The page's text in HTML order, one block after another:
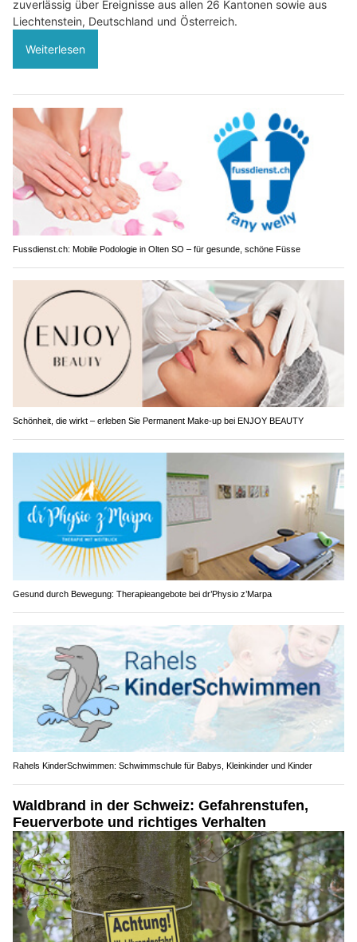
zuverlässig über Ereignisse aus allen 26 Kantonen sowie aus
Liechtenstein, Deutschland und Österreich.
Weiterlesen
Fussdienst.ch: Mobile Podologie in Olten SO – für gesunde, schöne Füsse
Schönheit, die wirkt – erleben Sie Permanent Make-up bei ENJOY BEAUTY
Gesund durch Bewegung: Therapieangebote bei dr’Physio z’Marpa
Rahels KinderSchwimmen: Schwimmschule für Babys, Kleinkinder und Kinder
Waldbrand in der Schweiz: Gefahrenstufen,
Feuerverbote und richtiges Verhalten